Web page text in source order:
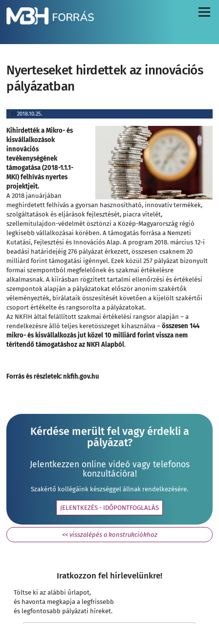
Menü
Nyerteseket hirdettek az innovációs
pályázatban
2018.10.25.
Kihirdették a Mikro- és
kisvállalkozások
innovációs
tevékenységének
támogatása (2018-1.1.1-
MKI) felhívás nyertes
projektjeit.
A 2018 januárjában
meghirdetett felhívás a gyorsan hasznosítható, innovatív termékek,
szolgáltatások és eljárások fejlesztését, piacra vitelét,
szellemitulajdon-védelmét ösztönzi a Közép-Magyarország régió
legkisebb vállalkozásai körében. A támogatás forrása a Nemzeti
Kutatási, Fejlesztési és Innovációs Alap. A program 2018. március 12-i
beadási határidejéig 276 pályázat érkezett, összesen csaknem 20
milliárd forint támogatási igénnyel. Ezek közül 257 pályázat bizonyult
formai szempontból megfelelőnek és szakmai értékelésre
alkalmasnak. A kiírásban rögzített tartalmi ellenőrzési és értékelési
szempontok alapján a pályázatokat először anonim szakértők
véleményezték, bírálataik összesítését követően a kijelölt szakértői
csoport értékelte és rangsorolta a pályázatokat.
Az NKFIH által felállított szakmai értékelési rangsor alapján – a
rendelkezésre álló teljes keretösszeget kihasználva –összesen 144
mikro- és kisvállalkozás jut közel 10 milliárd forint vissza nem
térítendő támogatáshoz az NKFI Alapból.
Forrás és részletek:nkfih.gov.hu
Kérdése merült fel vagy érdekli a
pályázat?
Jelentkezzen online videó vagy telefonos
konzultációra!
Szakértő kollégáink készséggel állnak rendelkezésére.
JELENTKEZÉS - IDŐPONTFOGLALÁS
<< visszalépés a konstrukciókhoz
Iratkozzon fel hírlevelünkre!
Töltse ki az alábbi űrlapot,
és havonta megkapja a legfrissebb
és legfontosabb pályázati híreket.